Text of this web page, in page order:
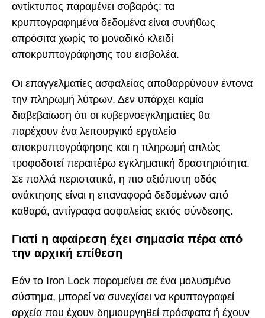
αντίκτυπος παραμένει σοβαρός: τα
κρυπτογραφημένα δεδομένα είναι συνήθως
απρόσιτα χωρίς το μοναδικό κλειδί
αποκρυπτογράφησης του εισβολέα.
Οι επαγγελματίες ασφαλείας αποθαρρύνουν έντονα
την πληρωμή λύτρων. Δεν υπάρχει καμία
διαβεβαίωση ότι οι κυβερνοεγκληματίες θα
παρέχουν ένα λειτουργικό εργαλείο
αποκρυπτογράφησης και η πληρωμή απλώς
τροφοδοτεί περαιτέρω εγκληματική δραστηριότητα.
Σε πολλά περιστατικά, η πιο αξιόπιστη οδός
ανάκτησης είναι η επαναφορά δεδομένων από
καθαρά, αντίγραφα ασφαλείας εκτός σύνδεσης.
Γιατί η αφαίρεση έχει σημασία πέρα από
την αρχική επίθεση
Εάν το Iron Lock παραμείνει σε ένα μολυσμένο
σύστημα, μπορεί να συνεχίσει να κρυπτογραφεί
αρχεία που έχουν δημιουργηθεί πρόσφατα ή έχουν